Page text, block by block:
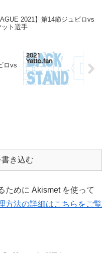
2021】第14節ジュビロvs
ト選手
ロvs
き込む
ために Akismet を使って
方法の詳細はこちらをご覧